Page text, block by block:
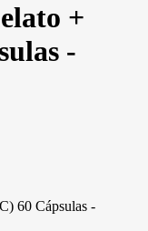
+
-
60 Cápsulas -